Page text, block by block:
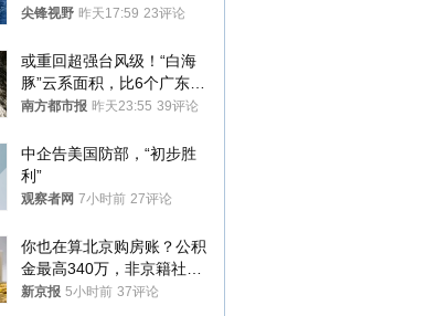
而是新起点！
尖锋视野 昨天17:59 23评论
或重回超强台风级！“白海
豚”云系面积，比6个广东还
大！深圳官方：注意这件事
南方都市报 昨天23:55 39评论
中企告美国防部，“初步胜
利”
观察者网 7小时前 27评论
你也在算北京购房账？公积
金最高340万，非京籍社保
1年
新京报 5小时前 37评论